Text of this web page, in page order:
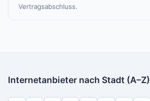
Vertragsabschluss.
Internetanbieter nach Stadt (A–Z)